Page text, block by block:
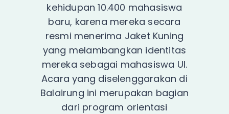
kehidupan 10.400 mahasiswa
baru, karena mereka secara
resmi menerima Jaket Kuning
yang melambangkan identitas
mereka sebagai mahasiswa UI.
Acara yang diselenggarakan di
Balairung ini merupakan bagian
dari program orientasi